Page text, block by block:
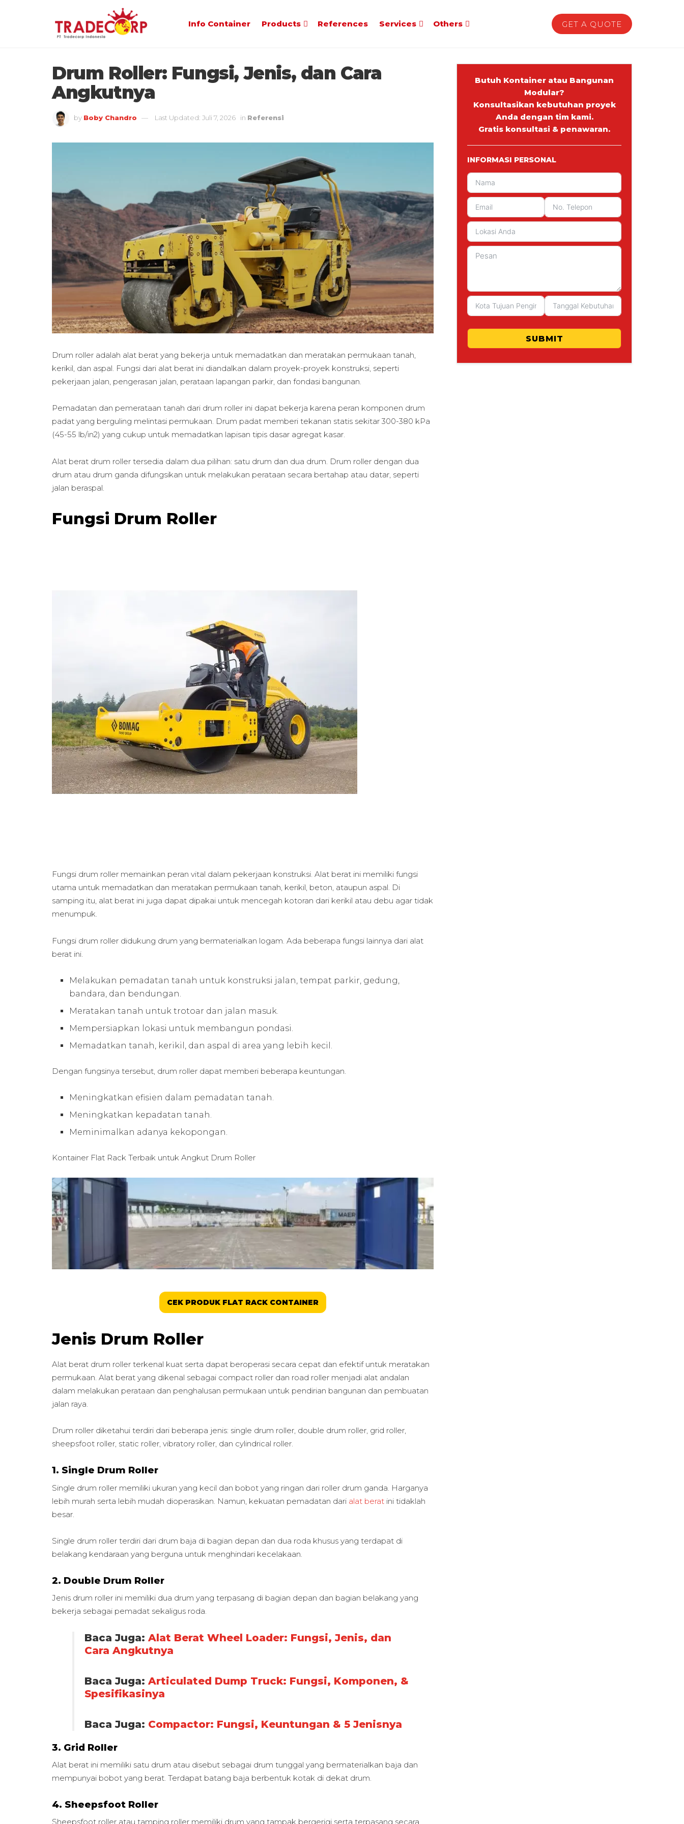
Info Container Products References Services Others GET A QUOTE
Drum Roller: Fungsi, Jenis, dan Cara
Angkutnya
by Boby Chandro Last Updated: Juli 7, 2026 in Referensi
Drum roller adalah alat berat yang bekerja untuk memadatkan dan meratakan permukaan tanah,
kerikil, dan aspal. Fungsi dari alat berat ini diandalkan dalam proyek-proyek konstruksi, seperti
pekerjaan jalan, pengerasan jalan, perataan lapangan parkir, dan fondasi bangunan.
Pemadatan dan pemerataan tanah dari drum roller ini dapat bekerja karena peran komponen drum
padat yang berguling melintasi permukaan. Drum padat memberi tekanan statis sekitar 300-380 kPa
(45-55 lb/in2) yang cukup untuk memadatkan lapisan tipis dasar agregat kasar.
Alat berat drum roller tersedia dalam dua pilihan: satu drum dan dua drum. Drum roller dengan dua
drum atau drum ganda difungsikan untuk melakukan perataan secara bertahap atau datar, seperti
jalan beraspal.
Fungsi Drum Roller
Fungsi drum roller memainkan peran vital dalam pekerjaan konstruksi. Alat berat ini memiliki fungsi
utama untuk memadatkan dan meratakan permukaan tanah, kerikil, beton, ataupun aspal. Di
samping itu, alat berat ini juga dapat dipakai untuk mencegah kotoran dari kerikil atau debu agar tidak
menumpuk.
Fungsi drum roller didukung drum yang bermaterialkan logam. Ada beberapa fungsi lainnya dari alat
berat ini.
Melakukan pemadatan tanah untuk konstruksi jalan, tempat parkir, gedung,
bandara, dan bendungan.
Meratakan tanah untuk trotoar dan jalan masuk.
Mempersiapkan lokasi untuk membangun pondasi.
Memadatkan tanah, kerikil, dan aspal di area yang lebih kecil.
Dengan fungsinya tersebut, drum roller dapat memberi beberapa keuntungan.
Meningkatkan efisien dalam pemadatan tanah.
Meningkatkan kepadatan tanah.
Meminimalkan adanya kekopongan.
Kontainer Flat Rack Terbaik untuk Angkut Drum Roller
CEK PRODUK FLAT RACK CONTAINER
Jenis Drum Roller
Alat berat drum roller terkenal kuat serta dapat beroperasi secara cepat dan efektif untuk meratakan
permukaan. Alat berat yang dikenal sebagai compact roller dan road roller menjadi alat andalan
dalam melakukan perataan dan penghalusan permukaan untuk pendirian bangunan dan pembuatan
jalan raya.
Drum roller diketahui terdiri dari beberapa jenis: single drum roller, double drum roller, grid roller,
sheepsfoot roller, static roller, vibratory roller, dan cylindrical roller.
1. Single Drum Roller
Single drum roller memiliki ukuran yang kecil dan bobot yang ringan dari roller drum ganda. Harganya
lebih murah serta lebih mudah dioperasikan. Namun, kekuatan pemadatan dari alat berat ini tidaklah
besar.
Single drum roller terdiri dari drum baja di bagian depan dan dua roda khusus yang terdapat di
belakang kendaraan yang berguna untuk menghindari kecelakaan.
2. Double Drum Roller
Jenis drum roller ini memiliki dua drum yang terpasang di bagian depan dan bagian belakang yang
bekerja sebagai pemadat sekaligus roda.
Baca Juga: Alat Berat Wheel Loader: Fungsi, Jenis, dan
Cara Angkutnya
Baca Juga: Articulated Dump Truck: Fungsi, Komponen, &
Spesifikasinya
Baca Juga: Compactor: Fungsi, Keuntungan & 5 Jenisnya
3. Grid Roller
Alat berat ini memiliki satu drum atau disebut sebagai drum tunggal yang bermaterialkan baja dan
mempunyai bobot yang berat. Terdapat batang baja berbentuk kotak di dekat drum.
4. Sheepsfoot Roller
Sheepsfoot roller atau tamping roller memiliki drum yang tampak bergerigi serta terpasang secara
Butuh Kontainer atau Bangunan
Modular?
Konsultasikan kebutuhan proyek
Anda dengan tim kami.
Gratis konsultasi & penawaran.
INFORMASI PERSONAL
SUBMIT